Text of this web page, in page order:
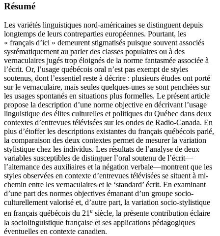
Résumé
Les variétés linguistiques nord-américaines se distinguent depuis
longtemps de leurs contreparties européennes. Pourtant, les
« français d’ici » demeurent stigmatisés puisque souvent associés
systématiquement au parler des classes populaires ou à des
vernaculaires jugés trop éloignés de la norme fantasmée associée à
l’écrit. Or, l’usage québécois oral n’est pas exempt de styles
soutenus, dont l’essentiel reste à décrire : plusieurs études ont porté
sur le vernaculaire, mais seules quelques-unes se sont penchées sur
les usages spontanés en situations plus formelles. Le présent article
propose la description d’une norme objective en décrivant l’usage
linguistique des élites culturelles et politiques du Québec dans deux
contextes d’entrevues télévisées sur les ondes de Radio-Canada. En
plus d’étoffer les descriptions existantes du français québécois parlé,
la comparaison des deux contextes permet de mesurer la variation
stylistique chez les individus. Les résultats de l’analyse de deux
variables susceptibles de distinguer l’oral soutenu de l’écrit—
l’alternance des auxiliaires et la négation verbale—montrent que les
styles observées en contexte d’entrevues télévisées se situent à mi-
chemin entre les vernaculaires et le ‘standard’ écrit. En examinant
d’une part des normes objectives émanant d’un groupe socio-
culturellement valorisé et, d’autre part, la variation socio-stylistique
en français québécois du 21e siècle, la présente contribution éclaire
la sociolinguistique française et ses applications pédagogiques
éventuelles en contexte canadien.